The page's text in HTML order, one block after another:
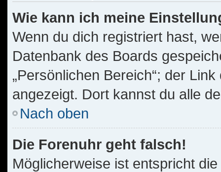
Wie kann ich meine
Wenn du dich registriert hast,
Datenbank des Boards
„Persönlichen Bereich“; der
angezeigt. Dort kannst du alle
Nach oben
Die Forenuhr geht falsch!
Möglicherweise ist entspricht